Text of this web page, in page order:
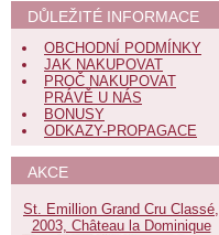
DŮLEŽITÉ INFORMACE
OBCHODNÍ PODMÍNKY
JAK NAKUPOVAT
PROČ NAKUPOVAT
PRÁVĚ U NÁS
BONUSY
ODKAZY-PROPAGACE
AKCE
St. Emillion Grand Cru Classé,
2003, Château la Dominique